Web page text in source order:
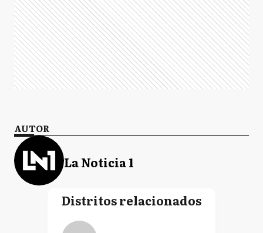
AUTOR
La Noticia 1
Distritos relacionados